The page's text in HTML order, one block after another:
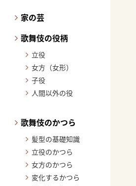
家の芸
歌舞伎の役柄
立役
女方（女形）
子役
人間以外の役
歌舞伎のかつら
髪型の基礎知識
立役のかつら
女方のかつら
変化するかつら